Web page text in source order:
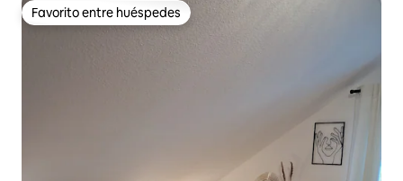
Favorito entre huéspedes
Favorito entre huéspedes